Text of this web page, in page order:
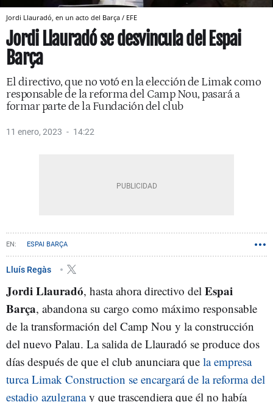
Jordi Llauradó, en un acto del Barça / EFE
Jordi Llauradó se desvincula del Espai
Barça
El directivo, que no votó en la elección de Limak como
responsable de la reforma del Camp Nou, pasará a
formar parte de la Fundación del club
11 enero, 2023 14:22
ESPAI BARÇA
Lluís Regàs
Jordi Llauradó, hasta ahora directivo del Espai
Barça, abandona su cargo como máximo responsable
de la transformación del Camp Nou y la construcción
del nuevo Palau. La salida de Llauradó se produce dos
días después de que el club anunciara que la empresa
turca Limak Construction se encargará de la reforma del
estadio azulgranay que trascendiera que él no había